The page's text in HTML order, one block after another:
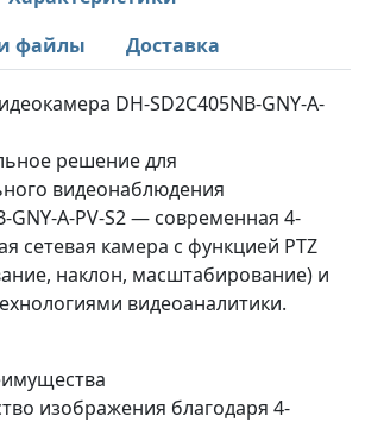
файлы
Доставка
DH-SD2C405NB-GNY-A-
решение для
видеонаблюдения
GNY-A-PV-S2 — современная 4-
сетевая камера с функцией PTZ
наклон, масштабирование) и
видеоаналитики.
изображения благодаря 4-